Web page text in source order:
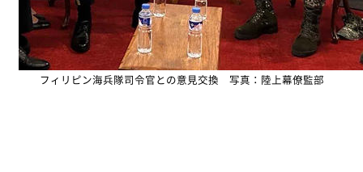
フィリピン海兵隊司令官との意見交換 写真：陸上幕僚監部